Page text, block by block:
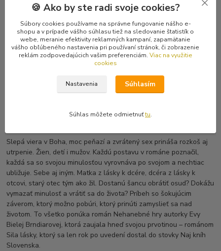
Pevná bez prebalu
978-80-89502-15-8
Hmotnosť:
Kompletné špecifikácie
Slepá viera v Boha, moc peňazí a zvrátený sex prináša rozkoš aj
utrpenie. Žien, detí i mužov. Každú postavu v románe poznačil,
každá sa so svojou minulosťou vyrovnáva po svojom a nechtiac
ubližuje. Sebe aj iným. Matka z lásky k dcére, dcéra z lásky k
otcovi, starý otec tým ako žil. Dostanú šancu obrátiť osud? Dokážu
vymazať minulosť a vrátiť sa do života? Príbeh so šokujúcim
záverom, ktorý možno pobúri, ktorý prinúti zamyslieť sa nad
životom. To všetko ponúka román Nehanebné hry autorky Evy
Bielej Brndiarovej, ktorá zaujala hneď svojou prvotinou – románom
Sila lásky, ktorý sa len rok po uvedení dostal do stovky Naj kníh
Slovenska.
🍪 Ako by ste radi svoje cookies?
Súbory cookies používame na správne fungovanie nášho e-
shopu a v prípade vášho súhlasu tiež na sledovanie štatistík o
webe, meranie efektivity reklamných kampaní, zapamätanie
vášho obľúbeného nastavenia pri používaní stránok, či zobrazenie
reklám zodpovedajúcich vašim preferenciám. Viac na využitie
cookies
Nastavenia Súhlasím
Súhlas môžete odmietnuťtu.